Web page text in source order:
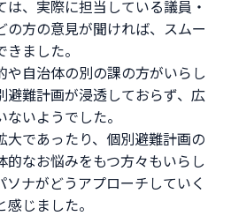
は、実際に担当している議員・
方の意見が聞ければ、スムー
ました。
や自治体の別の課の方がいらし
避難計画が浸透しておらず、広
いようでした。
大であったり、個別避難計画の
的なお悩みをもつ方々もいらし
ナがどうアプローチしていく
じました。